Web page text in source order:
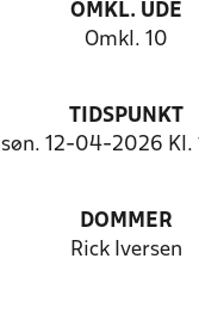
OMKL. UDE
Omkl. 10
TIDSPUNKT
søn. 12-04-2026 Kl.
DOMMER
Rick Iversen